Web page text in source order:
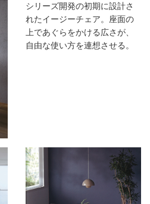
シリーズ開発の初期に設計さ
れたイージーチェア。座面の
上であぐらをかける広さが、
自由な使い方を連想させる。